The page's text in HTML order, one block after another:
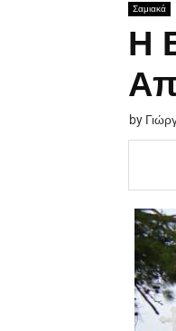
Σαμιακά
Η
by